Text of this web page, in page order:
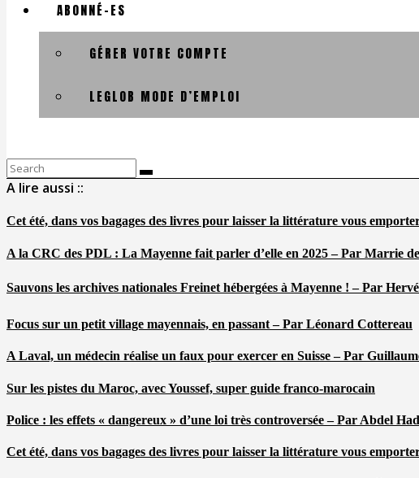
ABONNÉ-ES
GÉRER VOTRE COMPTE
LEGLOB MODE D’EMPLOI
Search
for:
A lire aussi ::
Cet été, dans vos bagages des livres pour laisser la littérature vous
A la CRC des PDL : La Mayenne fait parler d’elle en 2025 – Par Marrie
Sauvons les archives nationales Freinet hébergées à Mayenne ! – Par
Focus sur un petit village mayennais, en passant – Par Léonard Cottereau
A Laval, un médecin réalise un faux pour exercer en Suisse – Par
Sur les pistes du Maroc, avec Youssef, super guide franco-marocain
Police : les effets « dangereux » d’une loi très controversée – Par Abdel
Cet été, dans vos bagages des livres pour laisser la littérature vous